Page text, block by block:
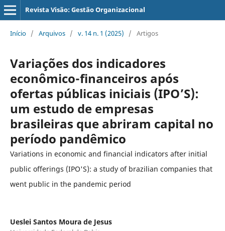
Revista Visão: Gestão Organizacional
Início / Arquivos / v. 14 n. 1 (2025) / Artigos
Variações dos indicadores
econômico-financeiros após
ofertas públicas iniciais (IPO’S):
um estudo de empresas
brasileiras que abriram capital no
período pandêmico
Variations in economic and financial indicators after initial
public offerings (IPO'S): a study of brazilian companies that
went public in the pandemic period
Ueslei Santos Moura de Jesus